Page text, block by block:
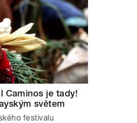
Caminos je tady!
světem
festivalu